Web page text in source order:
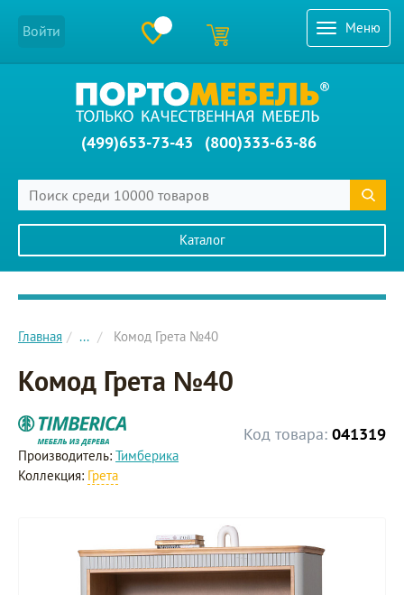
Меню
Войти
(499)653-73-43 (800)333-63-86
Каталог
Главное меню сайта
Главная ... Комод Грета №40
Комод Грета №40
Код товара: 041319
Производитель: Тимберика
Коллекция: Грета